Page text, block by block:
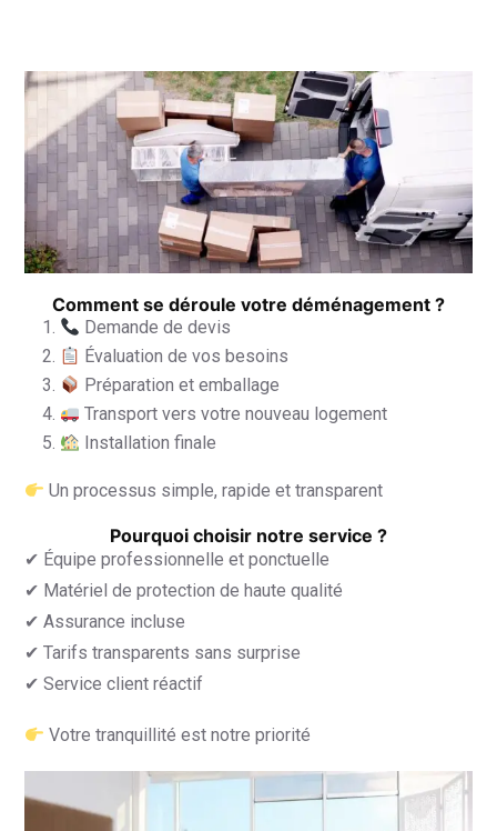
Comment se déroule votre déménagement ?
Demande de devis
Évaluation de vos besoins
Préparation et emballage
Transport vers votre nouveau logement
Installation finale
Un processus simple, rapide et transparent
Pourquoi choisir notre service ?
✔ Équipe professionnelle et ponctuelle
✔ Matériel de protection de haute qualité
✔ Assurance incluse
✔ Tarifs transparents sans surprise
✔ Service client réactif
Votre tranquillité est notre priorité